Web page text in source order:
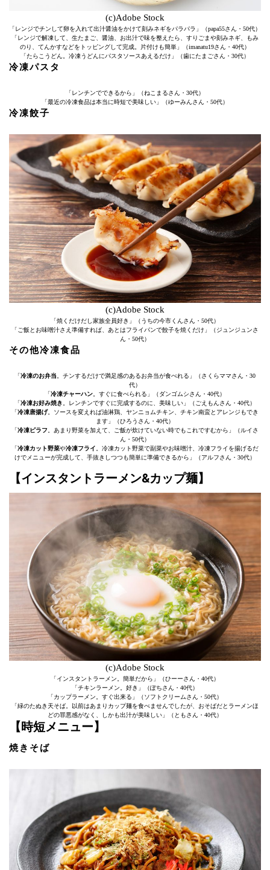
(c)Adobe Stock
「レンジでチンして卵を入れて出汁醤油をかけて刻みネギをパラパラ」（papa55さん・50代）
「レンジで解凍して、生たまご、醤油、お出汁で味を整えたら、すりごまや刻みネギ、もみ
のり、てんかすなどをトッピングして完成。片付けも簡単」（imanatu19さん・40代）
「たらこうどん。冷凍うどんにパスタソースあえるだけ」（歯にたまごさん・30代）
冷凍パスタ
「レンチンでできるから」（ねこまるさん・30代）
「最近の冷凍食品は本当に時短で美味しい」（ゆーみんさん・50代）
冷凍餃子
(c)Adobe Stock
「焼くだけだし家族全員好き」（うちの今市くんさん・50代）
「ご飯とお味噌汁さえ準備すれば、あとはフライパンで餃子を焼くだけ」（ジュンジュンさ
ん・50代）
その他冷凍食品
「冷凍のお弁当 。チンするだけで満足感のあるお弁当が食べれる」（さくらママさん・30
代）
「冷凍チャーハン 。すぐに食べられる」（ダンゴムシさん・40代）
「冷凍お好み焼き 。レンチンですぐに完成するのに、美味しい」（ごえもんさん・40代）
「冷凍唐揚げ。ソースを変えれば油淋鶏、ヤンニョムチキン、チキン南蛮とアレンジもでき
ます」（ひろうさん・40代）
「冷凍ピラフ 。あまり野菜を加えて、ご飯が炊けていない時でもこれですむから」（ルイさ
ん・50代）
「冷凍カット野菜や冷凍フライ 。冷凍カット野菜で副菜やお味噌汁、冷凍フライを揚げるだ
けでメニューが完成して、手抜きしつつも簡単に準備できるから」（アルフさん・30代）
【インスタントラーメン&カップ麺】
(c)Adobe Stock
「インスタントラーメン。簡単だから」（ひーーさん・40代）
「チキンラーメン。好き」（ぽちさん・40代）
「カップラーメン。すぐ出来る」（ソフトクリームさん・50代）
「緑のたぬき天そば。以前はあまりカップ麺を食べませんでしたが、おそばだとラーメンほ
どの罪悪感がなく、しかも出汁が美味しい」（ともさん・40代）
【時短メニュー】
焼きそば